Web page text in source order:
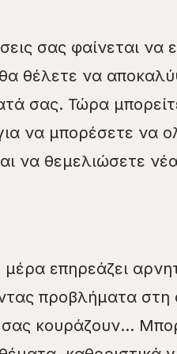
σας φαίνεται να
θέλετε να
σας. Τώρα
να μπορέσετε να
να θεμελιώσετε
επηρεάζει
προβλήματα
σας κουράζουν…